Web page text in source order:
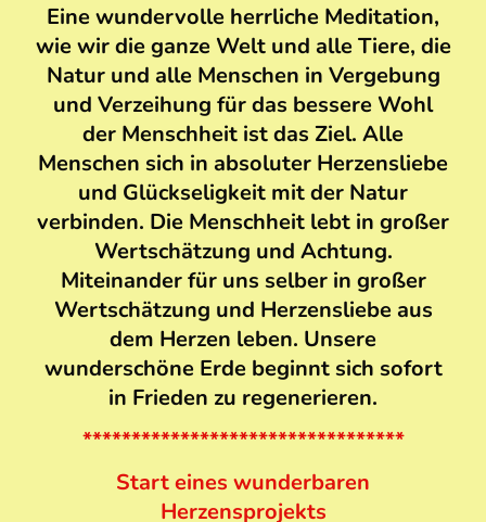
Eine wundervolle herrliche Meditation,
wie wir die ganze Welt und alle Tiere, die
Natur und alle Menschen in Vergebung
und Verzeihung für das bessere Wohl
der Menschheit ist das Ziel. Alle
Menschen sich in absoluter Herzensliebe
und Glückseligkeit mit der Natur
verbinden. Die Menschheit lebt in großer
Wertschätzung und Achtung.
Miteinander für uns selber in großer
Wertschätzung und Herzensliebe aus
dem Herzen leben. Unsere
wunderschöne Erde beginnt sich sofort
in Frieden zu regenerieren.
*********************************
Start eines wunderbaren
Herzensprojekts